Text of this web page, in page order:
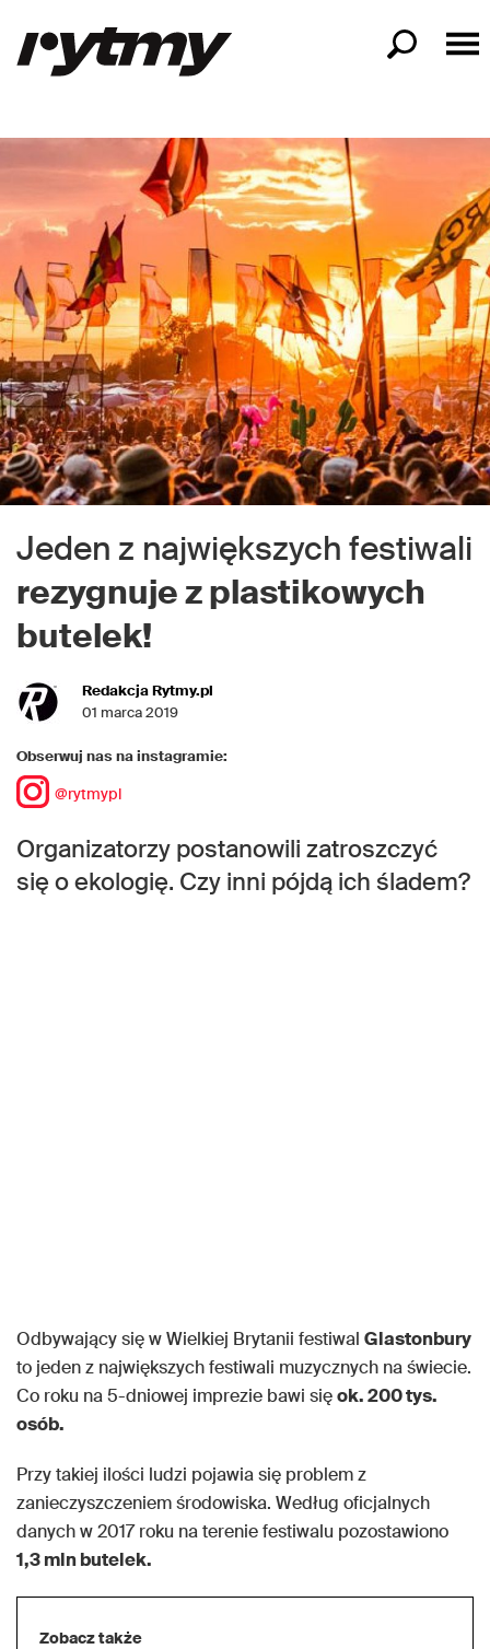
Jeden z największych festiwali
rezygnuje z plastikowych
butelek!
Redakcja Rytmy.pl
01 marca 2019
Obserwuj nas na instagramie:
@rytmypl
Organizatorzy postanowili zatroszczyć
się o ekologię. Czy inni pójdą ich śladem?
Odbywający się w Wielkiej Brytanii festiwal Glastonbury
to jeden z największych festiwali muzycznych na świecie.
Co roku na 5-dniowej imprezie bawi sięok. 200 tys.
osób.
Przy takiej ilości ludzi pojawia się problem z
zanieczyszczeniem środowiska. Według oficjalnych
danych w 2017 roku na terenie festiwalu pozostawiono
1,3 mln butelek.
Zobacz także